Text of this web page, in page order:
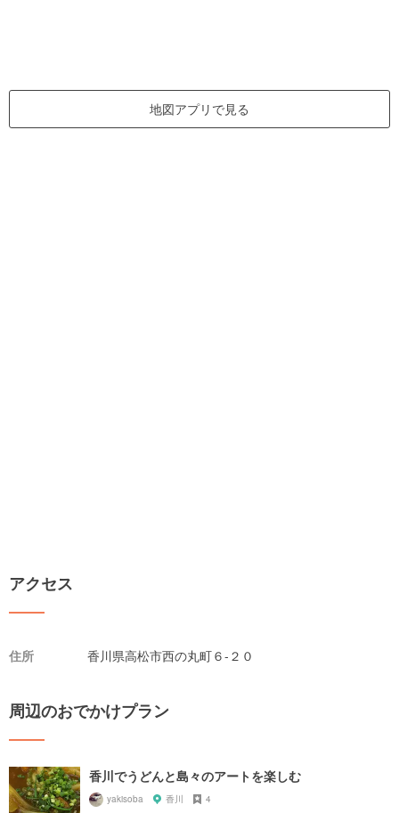
地図アプリで見る
アクセス
住所 香川県高松市西の丸町６-２０
周辺のおでかけプラン
香川でうどんと島々のアートを楽しむ
yakisoba 香川 4